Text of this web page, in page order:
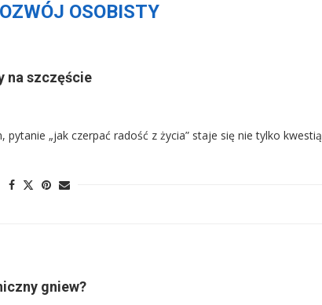
OSOBISTY
na szczęście
pytanie „jak czerpać radość z życia” staje się nie tylko kwestią
gniew?